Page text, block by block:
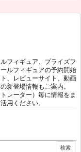
フィギュア、プライズフ
ルフィギュアの予約開始
、レビューサイト、動画
新登場情報もご案内。
レーター）毎に情報をま
用ください。